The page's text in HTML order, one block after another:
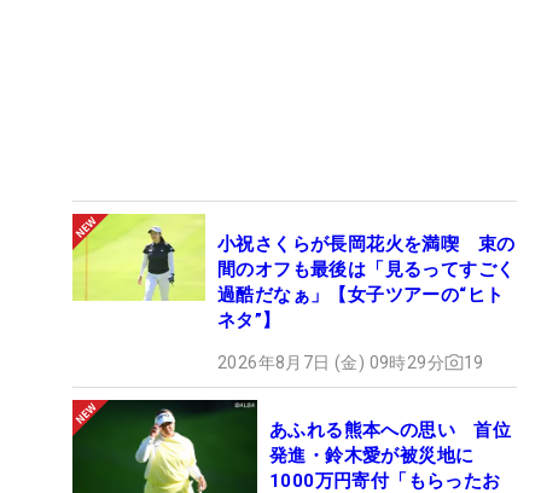
小祝さくらが長岡花火を満喫 束の
間のオフも最後は「見るってすごく
過酷だなぁ」【女子ツアーの“ヒト
ネタ”】
2026年8月7日 (金) 09時29分 19
あふれる熊本への思い 首位
発進・鈴木愛が被災地に
1000万円寄付「もらったお